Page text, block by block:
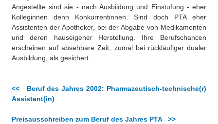
Angestellte sind sie - nach Ausbildung und Einstufung - eher
Kolleginnen denn Konkurrentinnen. Sind doch PTA eher
Assistenten der Apotheker, bei der Abgabe von Medikamenten
und deren hauseigener Herstellung. Ihre Berufschancen
erscheinen auf absehbare Zeit, zumal bei rückläufiger dualer
Ausbildung, als gesichert.
<< Beruf des Jahres 2002: Pharmazeutisch-technische(r)
Assistent(in)
Preisausschreiben zum Beruf des Jahres PTA >>